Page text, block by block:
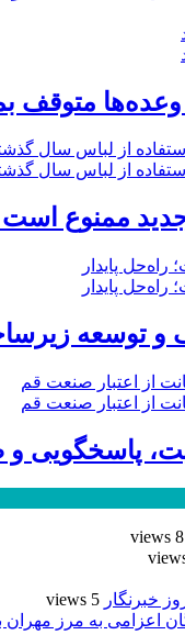
وعده‌ها متوقف
ممنوع است
توسعه
8 views
خبرنگار 5 views
اعزامی به مرز